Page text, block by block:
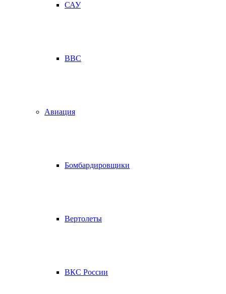
САУ
ВВС
Авиация
Бомбардировщики
Вертолеты
ВКС России